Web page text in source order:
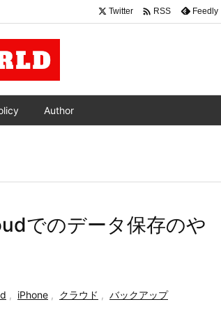
Author
Twitter  RSS Feedly
でのデータ保存のや
, iPhone , クラウド , バックアップ